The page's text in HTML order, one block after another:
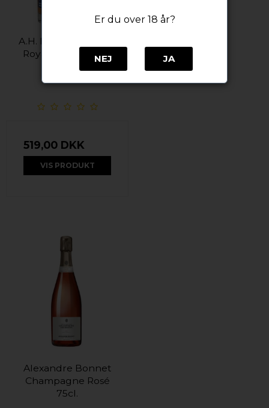
A.H. Riise XO Haakon
Royal Reserve 42%
519,00 DKK
VIS PRODUKT
Alexandre Bonnet
Champagne Rosé
75cl.
Er du over 18 år?
NEJ JA